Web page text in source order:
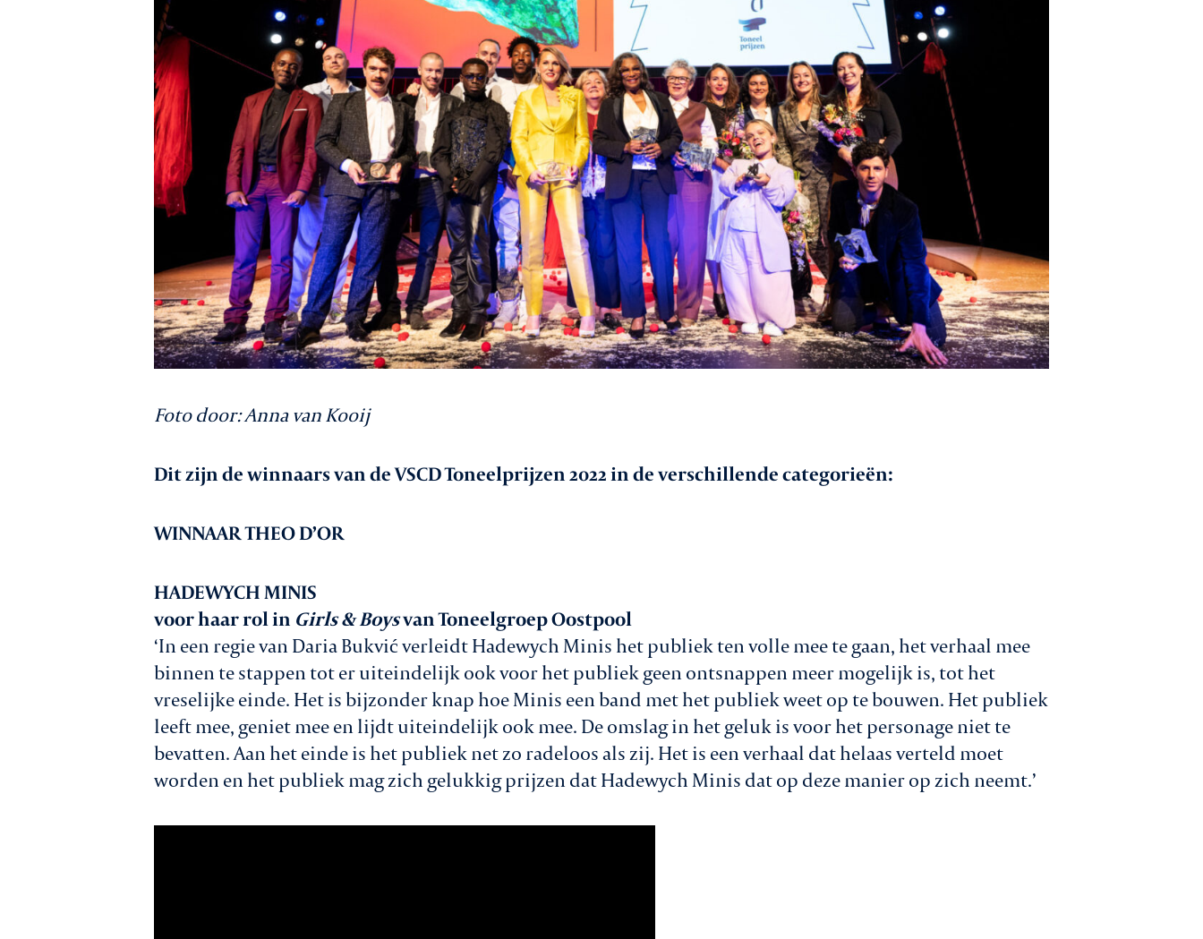
Foto door: Anna van Kooij
Dit zijn de winnaars van de VSCD Toneelprijzen 2022 in de verschillende categorieën:
WINNAAR THEO D’OR
HADEWYCH MINIS
voor haar rol in Girls & Boysvan Toneelgroep Oostpool
‘In een regie van Daria Bukvić verleidt Hadewych Minis het publiek ten volle mee te gaan, het verhaal mee
binnen te stappen tot er uiteindelijk ook voor het publiek geen ontsnappen meer mogelijk is, tot het
vreselijke einde. Het is bijzonder knap hoe Minis een band met het publiek weet op te bouwen. Het publiek
leeft mee, geniet mee en lijdt uiteindelijk ook mee. De omslag in het geluk is voor het personage niet te
bevatten. Aan het einde is het publiek net zo radeloos als zij. Het is een verhaal dat helaas verteld moet
worden en het publiek mag zich gelukkig prijzen dat Hadewych Minis dat op deze manier op zich neemt.’